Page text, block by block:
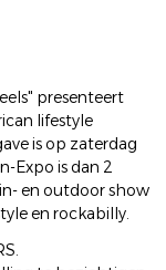
presenteert
lifestyle
is op zaterdag
Expo is dan 2
en outdoor show
en rockabilly.